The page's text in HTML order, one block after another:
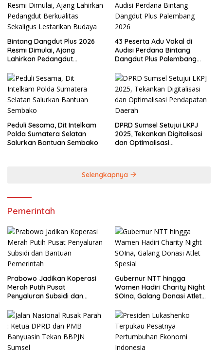
Bintang Dangdut Plus 2026
Resmi Dimulai, Ajang
Lahirkan Pedangdut
Lestarikan Budaya
43 Peserta Adu Vokal di
Audisi Perdana Bintang
Dangdut Plus Palembang
Peduli Sesama, Dit Intelkam
Polda Sumatera Selatan
Salurkan Bantuan Sembako
DPRD Sumsel Setujui LKPJ
2025, Tekankan Digitalisasi
dan Optimalisasi
Selengkapnya
Pemerintah
Prabowo Jadikan Koperasi
Merah Putih Pusat
Penyaluran Subsidi dan
Gubernur NTT hingga
Wamen Hadiri Charity Night
SOIna, Galang Donasi Atlet